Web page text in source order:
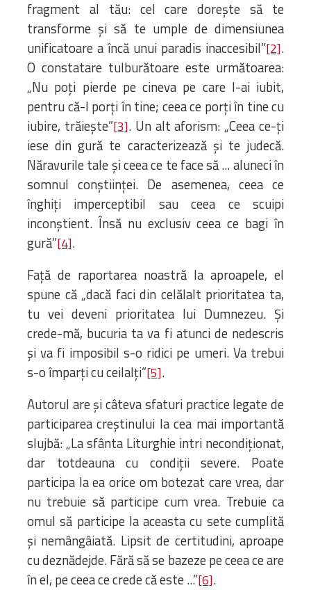
fragment al tău: cel care dorește să te
transforme și să te umple de dimensiunea
unificatoare a încă unui paradis inaccesibil”[2].
O constatare tulburătoare este următoarea:
„Nu poți pierde pe cineva pe care l-ai iubit,
pentru că-l porți în tine; ceea ce porți în tine cu
iubire, trăiește”[3]. Un alt aforism: „Ceea ce-ți
iese din gură te caracterizează și te judecă.
Năravurile tale și ceea ce te face să ... aluneci în
somnul conștiinței. De asemenea, ceea ce
înghiți imperceptibil sau ceea ce scuipi
inconștient. Însă nu exclusiv ceea ce bagi în
gură”[4].
Față de raportarea noastră la aproapele, el
spune că „dacă faci din celălalt prioritatea ta,
tu vei deveni prioritatea lui Dumnezeu. Și
crede-mă, bucuria ta va fi atunci de nedescris
și va fi imposibil s-o ridici pe umeri. Va trebui
s-o împarți cu ceilalți”[5].
Autorul are și câteva sfaturi practice legate de
participarea creștinului la cea mai importantă
slujbă: „La sfânta Liturghie intri necondiționat,
dar totdeauna cu condiții severe. Poate
participa la ea orice om botezat care vrea, dar
nu trebuie să participe cum vrea. Trebuie ca
omul să participe la aceasta cu sete cumplită
și nemângâiată. Lipsit de certitudini, aproape
cu deznădejde. Fără să se bazeze pe ceea ce are
în el, pe ceea ce crede că este ...”[6].